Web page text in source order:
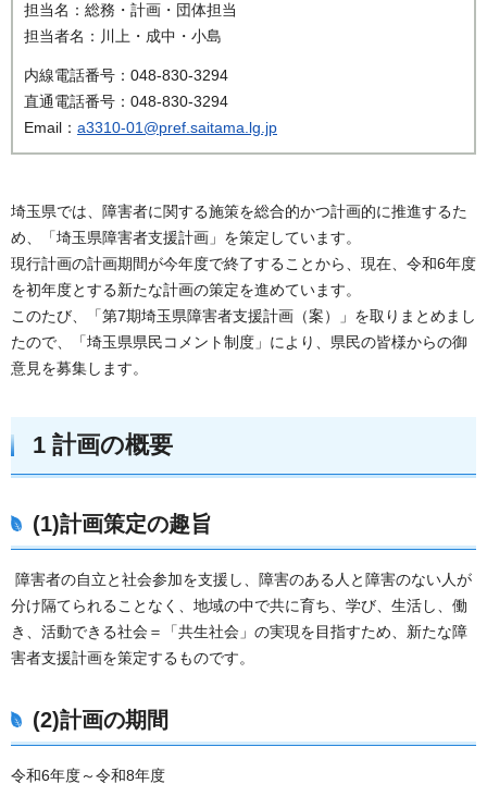
担当名：総務・計画・団体担当
担当者名：川上・成中・小島
内線電話番号：048-830-3294
直通電話番号：048-830-3294
Email： a3310-01@pref.saitama.lg.jp
埼玉県では、障害者に関する施策を総合的かつ計画的に推進するた
め、「埼玉県障害者支援計画」を策定しています。
現行計画の計画期間が今年度で終了することから、現在、令和6年度
を初年度とする新たな計画の策定を進めています。
このたび、「第7期埼玉県障害者支援計画（案）」を取りまとめまし
たので、「埼玉県県民コメント制度」により、県民の皆様からの御
意見を募集します。
1 計画の概要
(1)計画策定の趣旨
障害者の自立と社会参加を支援し、障害のある人と障害のない人が
分け隔てられることなく、地域の中で共に育ち、学び、生活し、働
き、活動できる社会＝「共生社会」の実現を目指すため、新たな障
害者支援計画を策定するものです。
(2)計画の期間
令和6年度～令和8年度